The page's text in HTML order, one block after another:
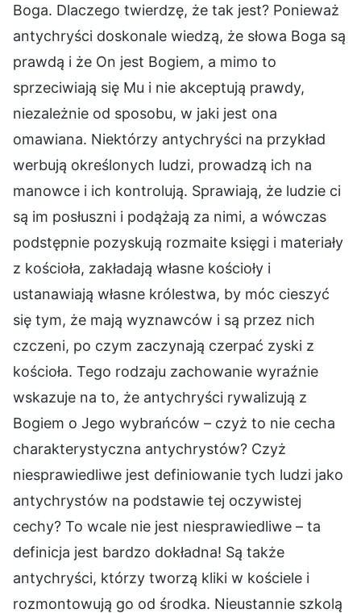
Boga. Dlaczego twierdzę, że tak jest? Ponieważ
antychryści doskonale wiedzą, że słowa Boga są
prawdą i że On jest Bogiem, a mimo to
sprzeciwiają się Mu i nie akceptują prawdy,
niezależnie od sposobu, w jaki jest ona
omawiana. Niektórzy antychryści na przykład
werbują określonych ludzi, prowadzą ich na
manowce i ich kontrolują. Sprawiają, że ludzie ci
są im posłuszni i podążają za nimi, a wówczas
podstępnie pozyskują rozmaite księgi i materiały
z kościoła, zakładają własne kościoły i
ustanawiają własne królestwa, by móc cieszyć
się tym, że mają wyznawców i są przez nich
czczeni, po czym zaczynają czerpać zyski z
kościoła. Tego rodzaju zachowanie wyraźnie
wskazuje na to, że antychryści rywalizują z
Bogiem o Jego wybrańców – czyż to nie cecha
charakterystyczna antychrystów? Czyż
niesprawiedliwe jest definiowanie tych ludzi jako
antychrystów na podstawie tej oczywistej
cechy? To wcale nie jest niesprawiedliwe – ta
definicja jest bardzo dokładna! Są także
antychryści, którzy tworzą kliki w kościele i
rozmontowują go od środka. Nieustannie szkolą